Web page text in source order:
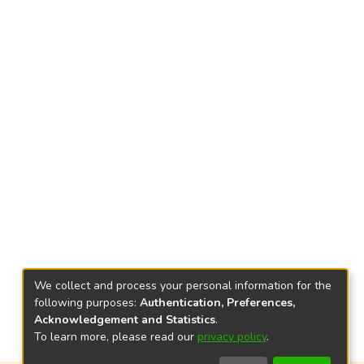
We collect and process your personal information for the
following purposes: Authentication, Preferences,
Acknowledgement and Statistics.
To learn more, please read our privacy policy.